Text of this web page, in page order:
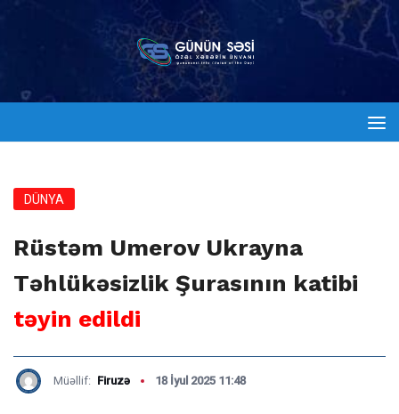
DÜNYA
Rüstəm Umerov Ukrayna
Təhlükəsizlik Şurasının katibi
təyin edildi
Müəllif: Firuzə 18 İyul 2025 11:48